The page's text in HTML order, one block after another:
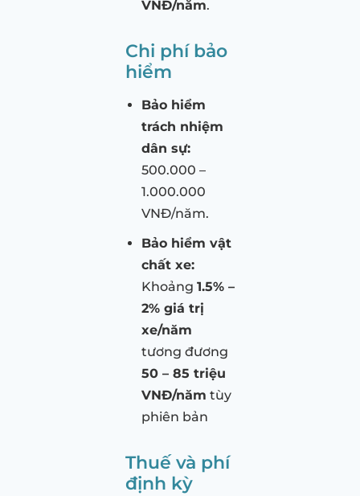
VNĐ/năm.
Chi phí bảo
hiểm
Bảo hiểm
trách nhiệm
dân sự:
500.000 –
1.000.000
VNĐ/năm.
Bảo hiểm vật
chất xe:
Khoảng 1.5% –
2% giá trị
xe/năm
tương đương
50 – 85 triệu
VNĐ/năm tùy
phiên bản
Thuế và phí
định kỳ